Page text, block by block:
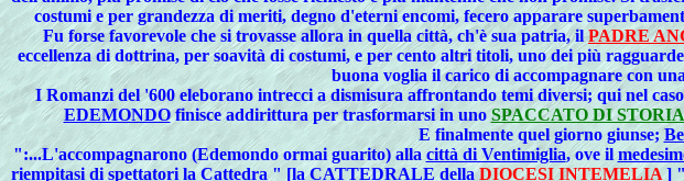
costumi e per grandezza di meriti, degno d'eterni encomi, fecero apparare
Fu forse favorevole che si trovasse allora in quella città, ch'è sua patria, ilPADRE
eccellenza di dottrina, per soavità di costumi, e per cento altri titoli, uno dei più
buona voglia il carico di accompagnare con
I Romanzi del '600 eleborano intrecci a dismisura affrontando temi diversi; qui nel
EDEMONDOfinisce addirittura per trasformarsi in unoSPACCATO DI
E finalmente quel giorno giunse;
":...L'accompagnarono (Edemondo ormai guarito) alla città di Ventimiglia, ove il
riempitasi di spettatori laCattedra" [la CATTEDRALE dellaDIOCESI INTEMELIA]